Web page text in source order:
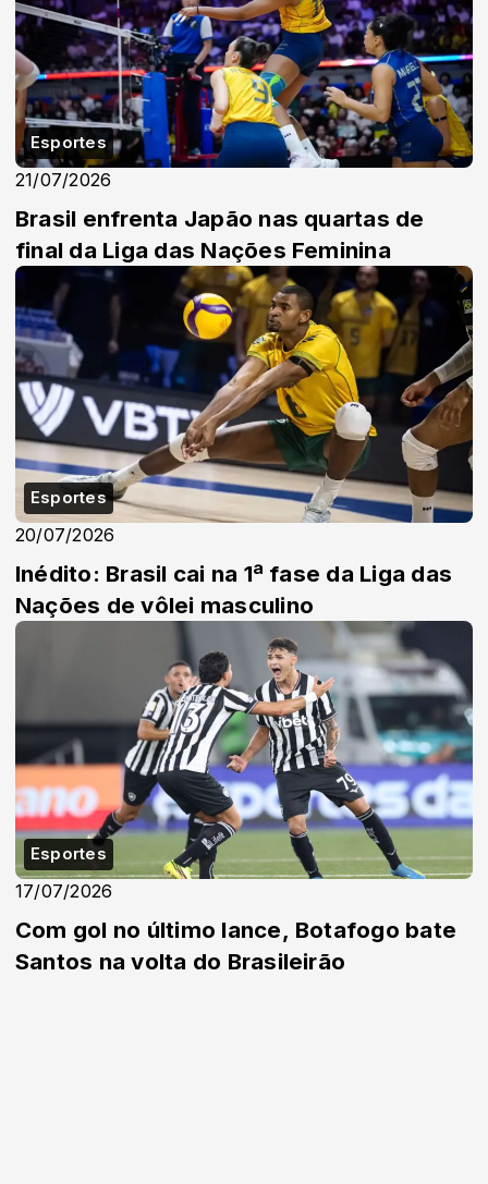
Esportes
21/07/2026
Brasil enfrenta Japão nas quartas de
final da Liga das Nações Feminina
Esportes
20/07/2026
Inédito: Brasil cai na 1ª fase da Liga das
Nações de vôlei masculino
Esportes
17/07/2026
Com gol no último lance, Botafogo bate
Santos na volta do Brasileirão